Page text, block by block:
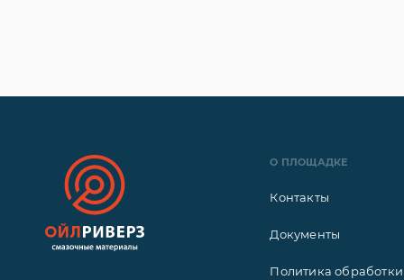
О ПЛОЩАДКЕ
Контакты
Документы
Политика обработки